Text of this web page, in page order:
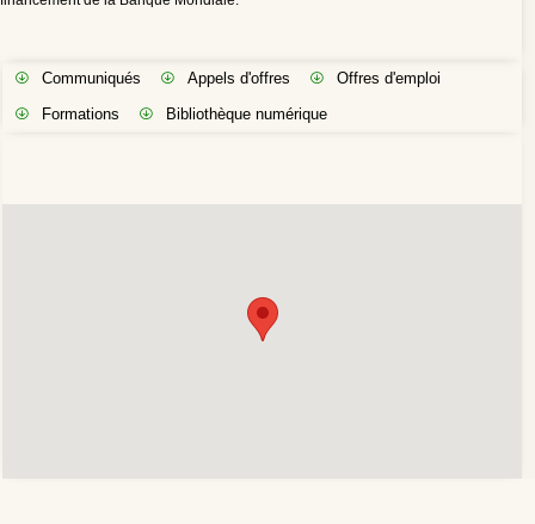
Communiqués Appels d'offres
Offres d'emploi
Formations
Bibliothèque numérique